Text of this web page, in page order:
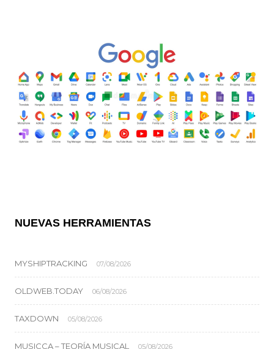
NUEVAS HERRAMIENTAS
MYSHIPTRACKING 07/08/2026
OLDWEB.TODAY 06/08/2026
TAXDOWN 05/08/2026
MUSICCA – TEORÍA MUSICAL 05/08/2026